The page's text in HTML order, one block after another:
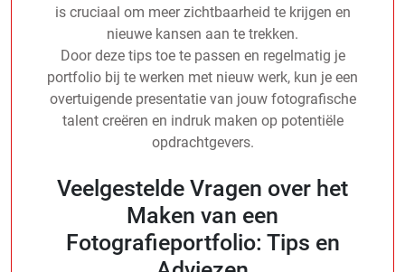
is cruciaal om meer zichtbaarheid te krijgen en
nieuwe kansen aan te trekken.
Door deze tips toe te passen en regelmatig je
portfolio bij te werken met nieuw werk, kun je een
overtuigende presentatie van jouw fotografische
talent creëren en indruk maken op potentiële
opdrachtgevers.
Veelgestelde Vragen over het
Maken van een
Fotografieportfolio: Tips en